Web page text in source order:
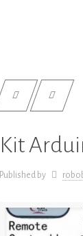
Kit
Published by